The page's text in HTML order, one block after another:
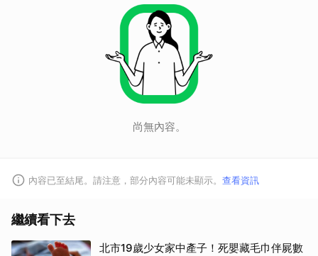
尚無內容。
內容已至結尾。請注意，部分內容可能未顯示。 查看資訊
繼續看下去
北市19歲少女家中產子！死嬰藏毛巾伴屍數